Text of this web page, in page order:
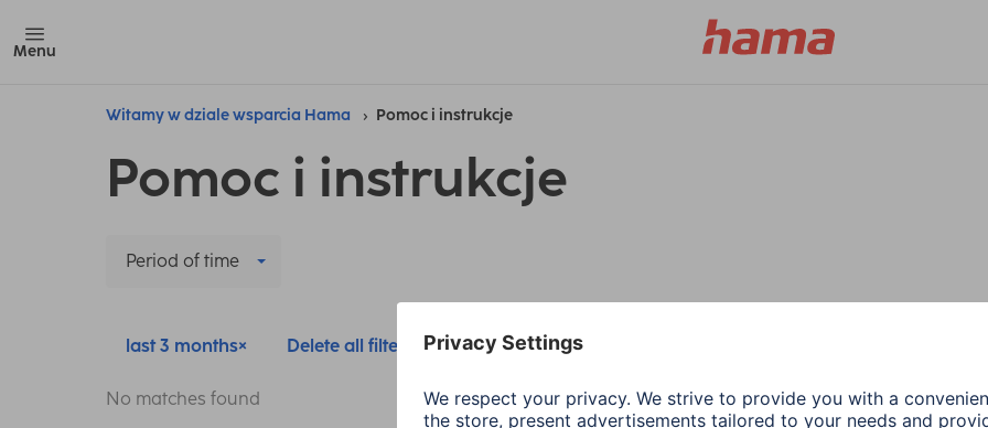
Menu
Witamy w dziale wsparcia Hama Pomoc i instrukcje
Pomoc i instrukcje
Period of time
last 3 months Delete all filters
No matches found